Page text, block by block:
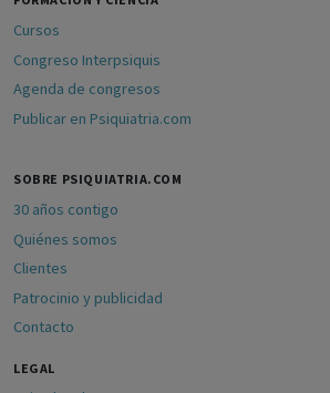
Cursos
Congreso Interpsiquis
Agenda de congresos
Publicar en Psiquiatria.com
SOBRE PSIQUIATRIA.COM
30 años contigo
Quiénes somos
Clientes
Patrocinio y publicidad
Contacto
LEGAL